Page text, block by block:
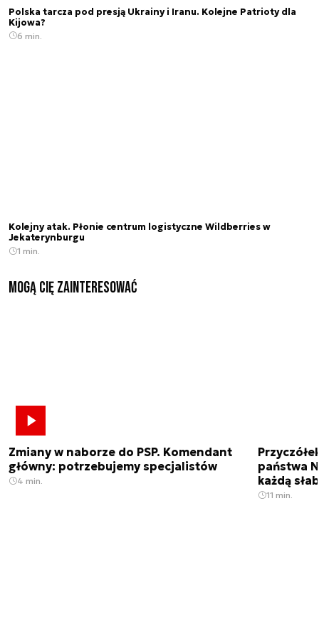
Polska tarcza pod presją Ukrainy i Iranu. Kolejne Patrioty dla
Kijowa?
6 min.
Kolejny atak. Płonie centrum logistyczne Wildberries w
Jekaterynburgu
1 min.
Mogą Cię zainteresować
Zmiany w naborze do PSP. Komendant
główny: potrzebujemy specjalistów
4 min.
państwa
każdą
11 min.